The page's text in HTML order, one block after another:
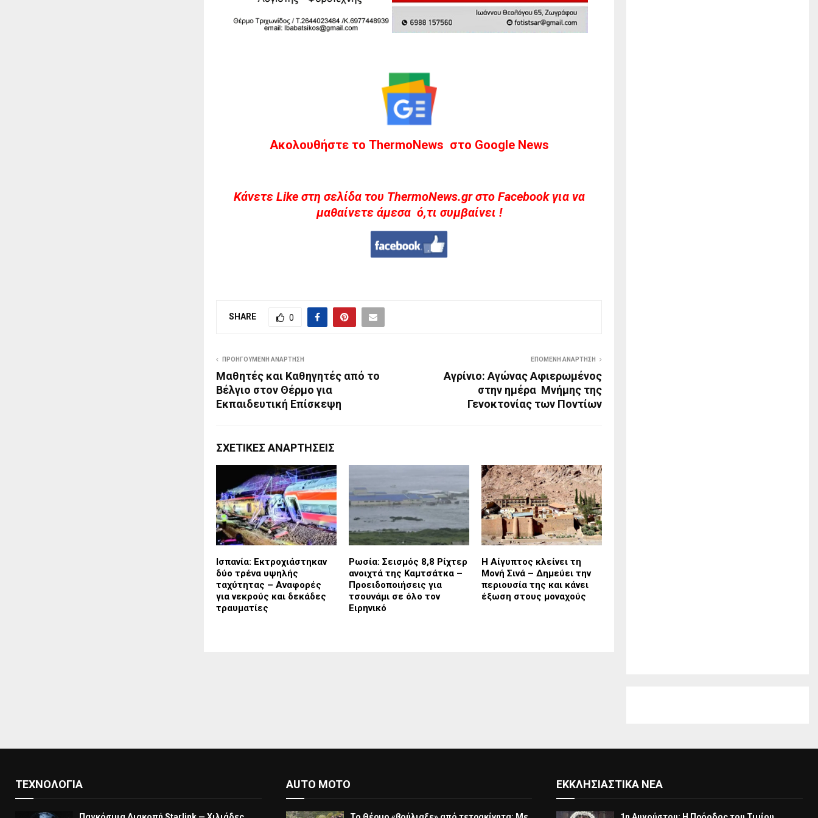
Ακολουθήστε το ThermoNews στο Google News
Kάνετε Like στη σελίδα του ThermoNews.gr στο Facebook για να
μαθαίνετε άμεσα ό,τι συμβαίνει !
SHARE 0
ΠΡΟΗΓΟΎΜΕΝΗ ΑΝΆΡΤΗΣΗ
Μαθητές και Καθηγητές από το
Βέλγιο στον Θέρμο για
Εκπαιδευτική Επίσκεψη
ΕΠΌΜΕΝΗ ΑΝΆΡΤΗΣΗ
Αγρίνιο: Αγώνας Αφιερωμένος
στην ημέρα Μνήμης της
Γενοκτονίας των Ποντίων
ΣΧΕΤΙΚΈΣ ΑΝΑΡΤΉΣΕΙΣ
Ισπανία: Εκτροχιάστηκαν
δύο τρένα υψηλής
ταχύτητας – Αναφορές
για νεκρούς και δεκάδες
τραυματίες
Ρωσία: Σεισμός 8,8 Ρίχτερ
ανοιχτά της Καμτσάτκα –
Προειδοποιήσεις για
τσουνάμι σε όλο τον
Ειρηνικό
Η Αίγυπτος κλείνει τη
Μονή Σινά – Δημεύει την
περιουσία της και κάνει
έξωση στους μοναχούς
ΤΕΧΝΟΛΟΓΊΑ AUTO MOTO ΕΚΚΛΗΣΙΑΣΤΙΚΆ ΝΈΑ